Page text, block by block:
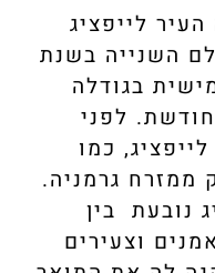
לייפציג
השנייה בשנת
בגודלה
לפני
כמו
ממזרח גרמניה.
נובעת בין
וצעירים